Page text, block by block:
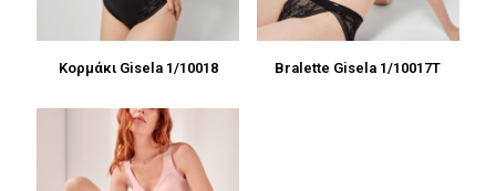
Κορμάκι Gisela 1/10018 Bralette Gisela 1/10017Τ